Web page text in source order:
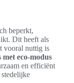
beperkt,
Dit heeft als
vooral nuttig is
eco-modus
en efficiënt